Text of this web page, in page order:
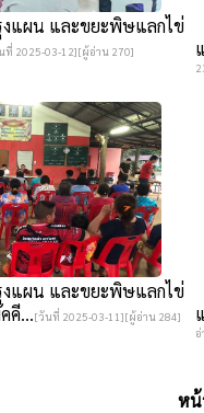
แผน และขยะพิษแลกไข่
ที่ 2025-03-12][ผู้อ่าน 270]
แผน และขยะพิษแลกไข่
คี...[วันที่ 2025-03-11][ผู้อ่าน 284]
อ่
หน้